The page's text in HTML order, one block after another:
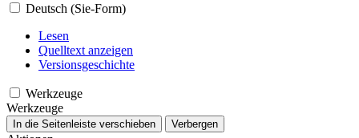
Deutsch (Sie-Form)
Lesen
Quelltext anzeigen
Versionsgeschichte
Werkzeuge
Werkzeuge
In die Seitenleiste verschieben Verbergen